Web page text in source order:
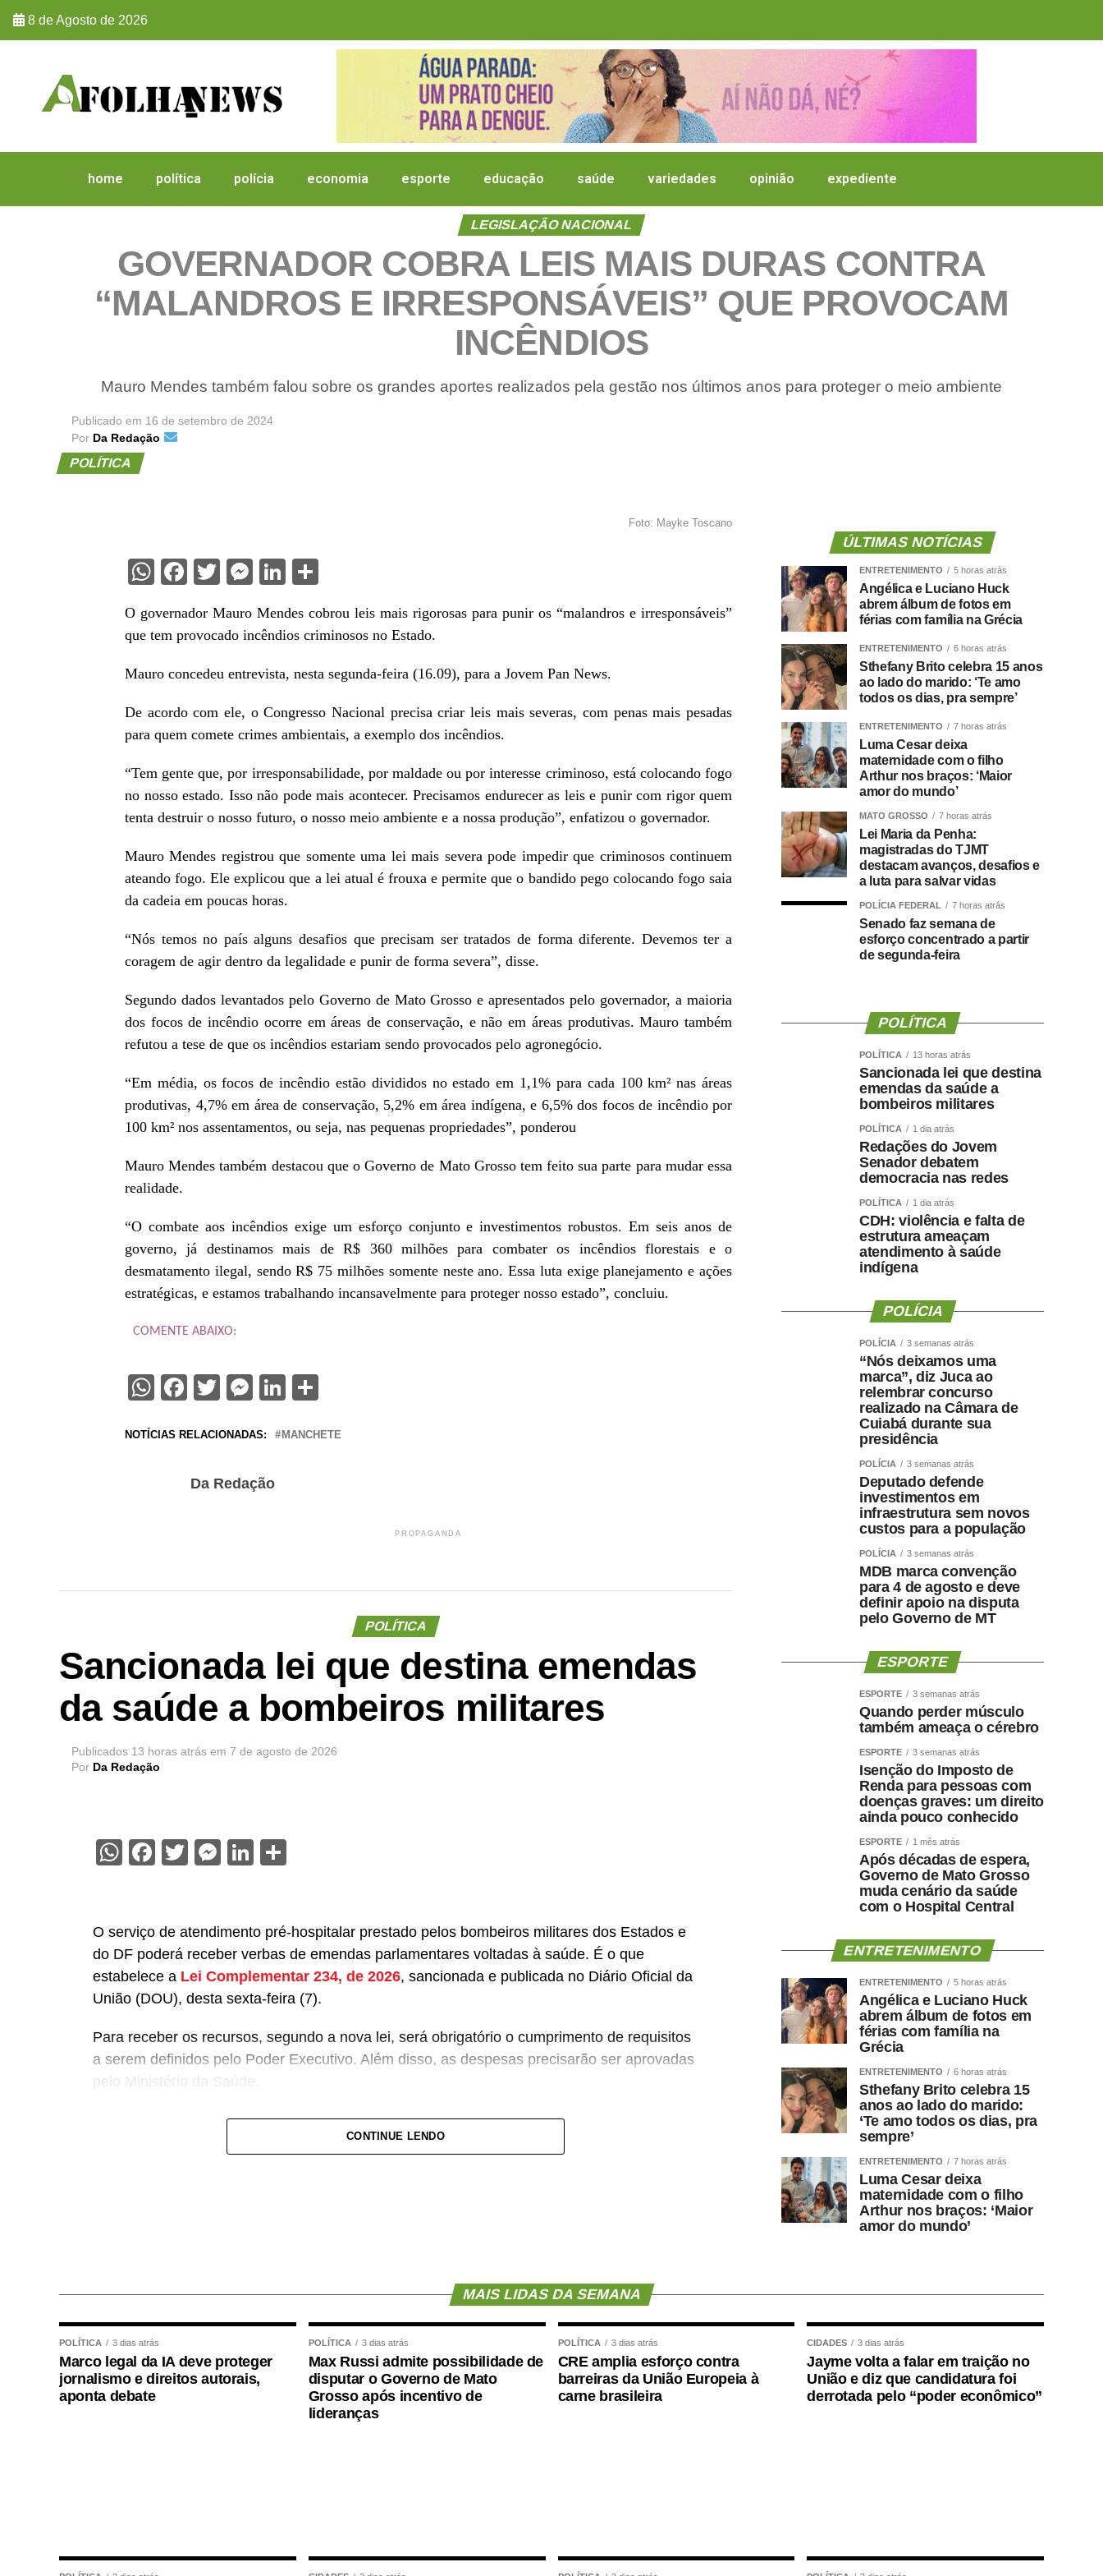
8 de Agosto de 2026
home política polícia economia esporte educação saúde variedades opinião expediente
LEGISLAÇÃO NACIONAL
GOVERNADOR COBRA LEIS MAIS DURAS CONTRA
“MALANDROS E IRRESPONSÁVEIS” QUE PROVOCAM
INCÊNDIOS
Mauro Mendes também falou sobre os grandes aportes realizados pela gestão nos últimos anos para proteger o meio ambiente
Publicado em 16 de setembro de 2024
Por Da Redação
POLÍTICA
Foto: Mayke Toscano
WhatsApp
Facebook
TwitterMessenger
LinkedIn
O governador Mauro Mendes cobrou leis mais rigorosas para punir os “malandros e irresponsáveis”
que tem provocado incêndios criminosos no Estado.
Mauro concedeu entrevista, nesta segunda-feira (16.09), para a Jovem Pan News.
De acordo com ele, o Congresso Nacional precisa criar leis mais severas, com penas mais pesadas
para quem comete crimes ambientais, a exemplo dos incêndios.
“Tem gente que, por irresponsabilidade, por maldade ou por interesse criminoso, está colocando fogo
no nosso estado. Isso não pode mais acontecer. Precisamos endurecer as leis e punir com rigor quem
tenta destruir o nosso futuro, o nosso meio ambiente e a nossa produção”, enfatizou o governador.
Mauro Mendes registrou que somente uma lei mais severa pode impedir que criminosos continuem
ateando fogo. Ele explicou que a lei atual é frouxa e permite que o bandido pego colocando fogo saia
da cadeia em poucas horas.
“Nós temos no país alguns desafios que precisam ser tratados de forma diferente. Devemos ter a
coragem de agir dentro da legalidade e punir de forma severa”, disse.
Segundo dados levantados pelo Governo de Mato Grosso e apresentados pelo governador, a maioria
dos focos de incêndio ocorre em áreas de conservação, e não em áreas produtivas. Mauro também
refutou a tese de que os incêndios estariam sendo provocados pelo agronegócio.
“Em média, os focos de incêndio estão divididos no estado em 1,1% para cada 100 km² nas áreas
produtivas, 4,7% em área de conservação, 5,2% em área indígena, e 6,5% dos focos de incêndio por
100 km² nos assentamentos, ou seja, nas pequenas propriedades”, ponderou
Mauro Mendes também destacou que o Governo de Mato Grosso tem feito sua parte para mudar essa
realidade.
“O combate aos incêndios exige um esforço conjunto e investimentos robustos. Em seis anos de
governo, já destinamos mais de R$ 360 milhões para combater os incêndios florestais e o
desmatamento ilegal, sendo R$ 75 milhões somente neste ano. Essa luta exige planejamento e ações
estratégicas, e estamos trabalhando incansavelmente para proteger nosso estado”, concluiu.
COMENTE ABAIXO:
WhatsApp
Facebook
TwitterMessenger
LinkedIn
NOTÍCIAS RELACIONADAS: MANCHETE
Da Redação
PROPAGANDA
POLÍTICA
Sancionada lei que destina emendas
da saúde a bombeiros militares
Publicados 13 horas atrás em 7 de agosto de 2026
Por Da Redação
WhatsApp
Facebook
TwitterMessenger
LinkedIn
O serviço de atendimento pré-hospitalar prestado pelos bombeiros militares dos Estados e
do DF poderá receber verbas de emendas parlamentares voltadas à saúde. É o que
estabelece a Lei Complementar 234, de 2026, sancionada e publicada no Diário Oficial da
União (DOU), desta sexta-feira (7).
Para receber os recursos, segundo a nova lei, será obrigatório o cumprimento de requisitos
a serem definidos pelo Poder Executivo. Além disso, as despesas precisarão ser aprovadas
pelo Ministério da Saúde.
A lei proíbe o uso dessas emendas para pagamento de salários ou de aposentadorias de
bombeiros militares, assim como para qualquer custeio ou investimento que não seja
Agência Senado (Reprodução autorizada mediante citação da Agência Senado)
Fonte:Agência Senado
CONTINUE LENDO
ÚLTIMAS NOTÍCIAS
ENTRETENIMENTO 5 horas atrás
Angélica e Luciano Huck
abrem álbum de fotos em
férias com família na Grécia
ENTRETENIMENTO 6 horas atrás
Sthefany Brito celebra 15 anos
ao lado do marido: ‘Te amo
todos os dias, pra sempre’
ENTRETENIMENTO 7 horas atrás
Luma Cesar deixa
maternidade com o filho
Arthur nos braços: ‘Maior
amor do mundo’
MATO GROSSO 7 horas atrás
Lei Maria da Penha:
magistradas do TJMT
destacam avanços, desafios e
a luta para salvar vidas
POLÍCIA FEDERAL 7 horas atrás
Senado faz semana de
esforço concentrado a partir
de segunda-feira
POLÍTICA
POLÍTICA 13 horas atrás
Sancionada lei que destina
emendas da saúde a
bombeiros militares
POLÍTICA 1 dia atrás
Redações do Jovem
Senador debatem
democracia nas redes
POLÍTICA 1 dia atrás
CDH: violência e falta de
estrutura ameaçam
atendimento à saúde
indígena
POLÍCIA
POLÍCIA 3 semanas atrás
“Nós deixamos uma
marca”, diz Juca ao
relembrar concurso
realizado na Câmara de
Cuiabá durante sua
presidência
POLÍCIA 3 semanas atrás
Deputado defende
investimentos em
infraestrutura sem novos
custos para a população
POLÍCIA 3 semanas atrás
MDB marca convenção
para 4 de agosto e deve
definir apoio na disputa
pelo Governo de MT
ESPORTE
ESPORTE 3 semanas atrás
Quando perder músculo
também ameaça o cérebro
ESPORTE 3 semanas atrás
Isenção do Imposto de
Renda para pessoas com
doenças graves: um direito
ainda pouco conhecido
ESPORTE 1 mês atrás
Após décadas de espera,
Governo de Mato Grosso
muda cenário da saúde
com o Hospital Central
ENTRETENIMENTO
ENTRETENIMENTO 5 horas atrás
Angélica e Luciano Huck
abrem álbum de fotos em
férias com família na
Grécia
ENTRETENIMENTO 6 horas atrás
Sthefany Brito celebra 15
anos ao lado do marido:
‘Te amo todos os dias, pra
sempre’
ENTRETENIMENTO 7 horas atrás
Luma Cesar deixa
maternidade com o filho
Arthur nos braços: ‘Maior
amor do mundo’
MAIS LIDAS DA SEMANA
POLÍTICA 3 dias atrás
Marco legal da IA deve proteger
jornalismo e direitos autorais,
aponta debate
POLÍTICA 3 dias atrás
Max Russi admite possibilidade de
disputar o Governo de Mato
Grosso após incentivo de
lideranças
POLÍTICA 3 dias atrás
CRE amplia esforço contra
barreiras da União Europeia à
carne brasileira
CIDADES 3 dias atrás
Jayme volta a falar em traição no
União e diz que candidatura foi
derrotada pelo “poder econômico”